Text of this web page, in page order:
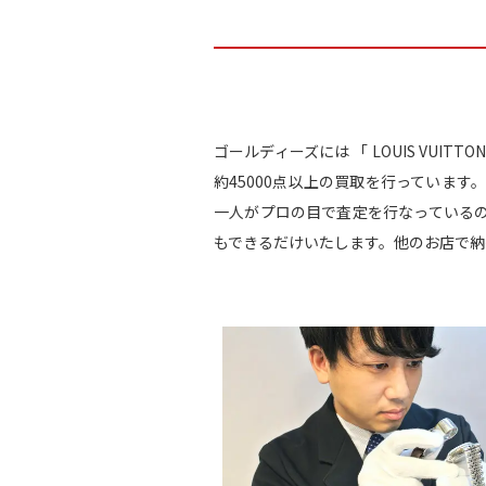
ゴールディーズには 「 LOUIS
約45000点以上の買取を行っています
一人がプロの目で査定を行なっている
もできるだけいたします。他のお店で